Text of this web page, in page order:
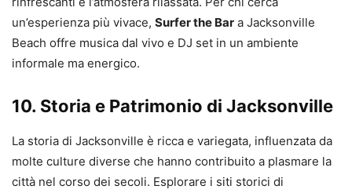
un’esperienza più vivace, Surfer the Bar a Jacksonville
Beach offre musica dal vivo e DJ set in un ambiente
informale ma energico.
10. Storia e Patrimonio di Jacksonville
La storia di Jacksonville è ricca e variegata, influenzata da
molte culture diverse che hanno contribuito a plasmare la
città nel corso dei secoli. Esplorare i siti storici di